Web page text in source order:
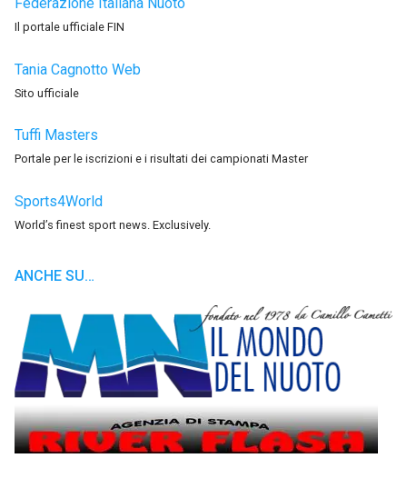
Il portale ufficiale FIN
Tania Cagnotto Web
Sito ufficiale
Tuffi Masters
Portale per le iscrizioni e i risultati dei campionati Master
Sports4World
World’s finest sport news. Exclusively.
ANCHE SU…